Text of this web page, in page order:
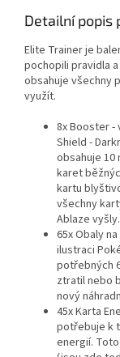
Detailní popis
Elite Trainer je
pochopili pravidla
obsahuje všechny
využít.
8x Booster -
Shield -
obsahuje 10
karet
kartu
všechny
Ablaze vyšly.
65x Obaly
ilustraci
potřebných
ztratil nebo
nový
45x Karta
potřebuje k
energií.